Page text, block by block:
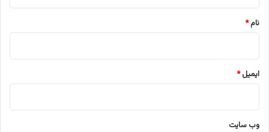
نام*
ایمیل*
وب‌ سایت